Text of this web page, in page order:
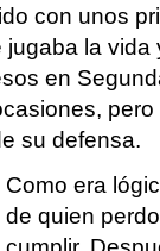
con unos
la vida
en
su defensa.
Como era
de quien